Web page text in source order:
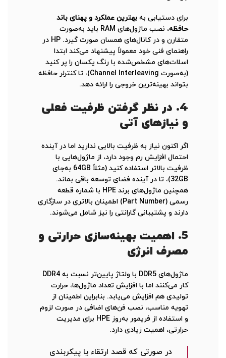
برای دستیابی به بهترین عملکرد و پهنای باند
حافظه
، نصب ماژول‌های RAM باید به‌صورت
متقارن و در کانال‌های همسان صورت گیرد. HP در
راهنمای فنی خود معمولاً پیشنهاد می‌کند ابتدا
اسلات‌های مشخص‌شده با رنگ یکسان را پر کنید
(به‌صورت Channel Interleaving)، تا کنترلر حافظه
بتواند بهینه‌ترین خروجی را ارائه دهد.
4. در نظر گرفتن ظرفیت فعلی
و نیازهای آتی
اگر اکنون نیاز به ظرفیت بالایی ندارید اما در آینده
احتمال افزایش رم وجود دارد، از ماژول‌هایی با
ظرفیت بالاتر استفاده کنید (مثلاً 64GB به‌جای
32GB)، تا در آینده فضای توسعه باقی بماند.
همچنین ماژول‌های برند HPE با شماره قطعه
رسمی (Part Number) اطمینان بالاتری در سازگاری
دارند و پشتیبانی گارانتی را نیز شامل می‌شوند.
5. اهمیت بهینه‌سازی حرارتی و
مصرف انرژی
ماژول‌های DDR5 با ولتاژ پایین‌تر نسبت به DDR4
کار می‌کنند اما با افزایش تعداد ماژول‌ها، حرارت
تولیدی هم افزایش می‌یابد. بنابراین اطمینان از
تهویه مناسب، نصب فن‌های اضافی در صورت لزوم
و استفاده از فریمور به‌روز HPE برای مدیریت
حرارتی، اهمیت زیادی دارد.
در صورتی که قصد ارتقاء یا پیکربندی